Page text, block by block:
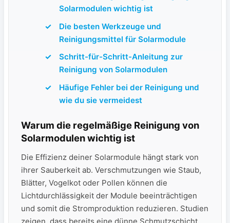
Solarmodulen ⁣wichtig ist
Die besten⁣ Werkzeuge und‌
Reinigungsmittel⁢ für Solarmodule
Schritt-für-Schritt-Anleitung zur
Reinigung⁤ von Solarmodulen
Häufige⁣ Fehler bei der Reinigung und‌
wie ‌du sie ⁢vermeidest
Warum die⁢ regelmäßige Reinigung von
Solarmodulen wichtig ist
Die ‌Effizienz ​deiner Solarmodule‌ hängt stark⁤ von
ihrer Sauberkeit ab. Verschmutzungen wie Staub,
Blätter, Vogelkot ⁣oder Pollen können die
Lichtdurchlässigkeit der​ Module ⁣beeinträchtigen
und somit⁣ die Stromproduktion reduzieren. Studien